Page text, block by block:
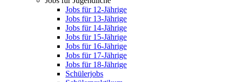
Jobs für 12-Jährige
Jobs für 13-Jährige
Jobs für 14-Jährige
Jobs für 15-Jährige
Jobs für 16-Jährige
Jobs für 17-Jährige
Jobs für 18-Jährige
Schülerjobs